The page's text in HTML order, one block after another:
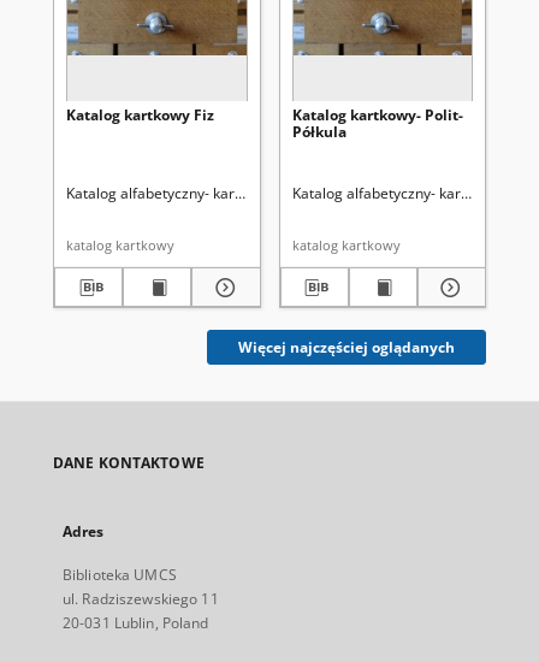
Katalog kartkowy Fiz
Katalog alfabetyczny- kartografia
katalog kartkowy
Katalog kartkowy- Polit-
Półkula
Katalog alfabetyczny- kartografia
katalog kartkowy
Więcej najczęściej oglądanych
DANE KONTAKTOWE
Adres
Biblioteka UMCS
ul. Radziszewskiego 11
20-031 Lublin, Poland